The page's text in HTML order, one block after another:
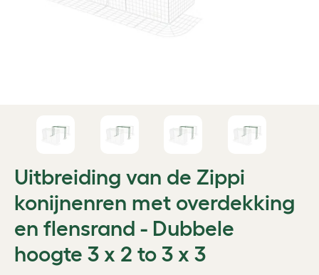
Uitbreiding van de Zippi
konijnenren met overdekking
en flensrand - Dubbele
hoogte 3 x 2 to 3 x 3